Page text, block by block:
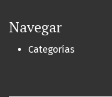
Navegar
Categorías